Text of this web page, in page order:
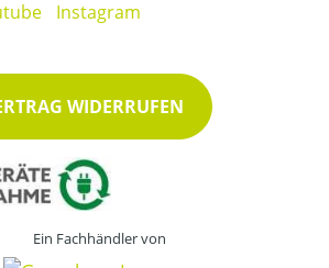
WIDERRUFEN
Ein Fachhändler von